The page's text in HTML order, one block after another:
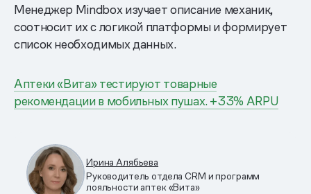
Менеджер Mindbox изучает описание механик,
соотносит их с логикой платформы и формирует
список необходимых данных.
Аптеки «Вита» тестируют товарные
рекомендации в мобильных пушах. +33% ARPU
Ирина Алябьева
Руководитель отдела CRM и программ
лояльности аптек «Вита»